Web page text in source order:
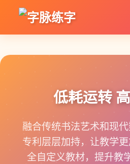
低耗运转
融合传统书法艺术和现
专利层层加持，让教学
全自定义教材，提升教